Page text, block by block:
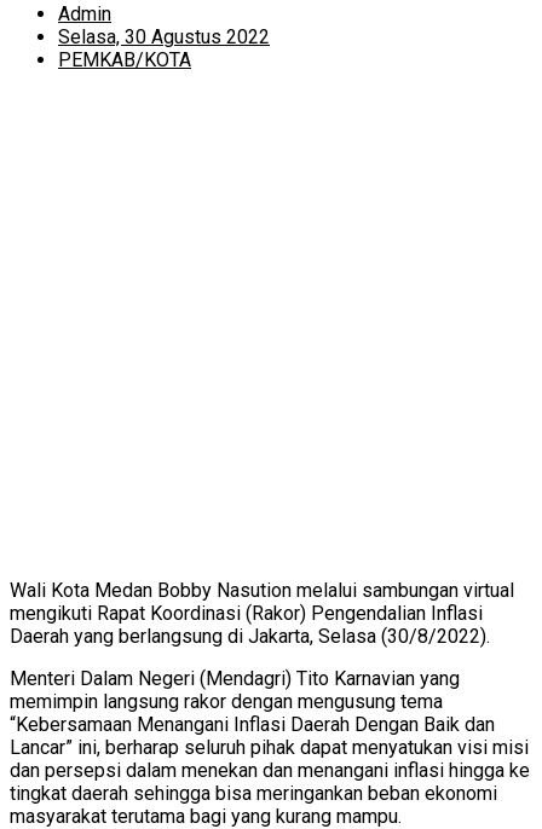
Admin
Selasa, 30 Agustus 2022
PEMKAB/KOTA
Wali Kota Medan Bobby Nasution melalui sambungan virtual
mengikuti Rapat Koordinasi (Rakor) Pengendalian Inflasi
Daerah yang berlangsung di Jakarta, Selasa (30/8/2022).
Menteri Dalam Negeri (Mendagri) Tito Karnavian yang
memimpin langsung rakor dengan mengusung tema
“Kebersamaan Menangani Inflasi Daerah Dengan Baik dan
Lancar” ini, berharap seluruh pihak dapat menyatukan visi misi
dan persepsi dalam menekan dan menangani inflasi hingga ke
tingkat daerah sehingga bisa meringankan beban ekonomi
masyarakat terutama bagi yang kurang mampu.